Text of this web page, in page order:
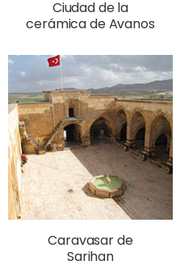
Ciudad de la
cerámica de Avanos
Caravasar de
Sarihan